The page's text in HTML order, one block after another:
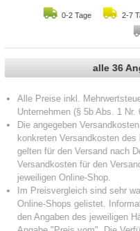
0-2 Tage 2-7
alle 36